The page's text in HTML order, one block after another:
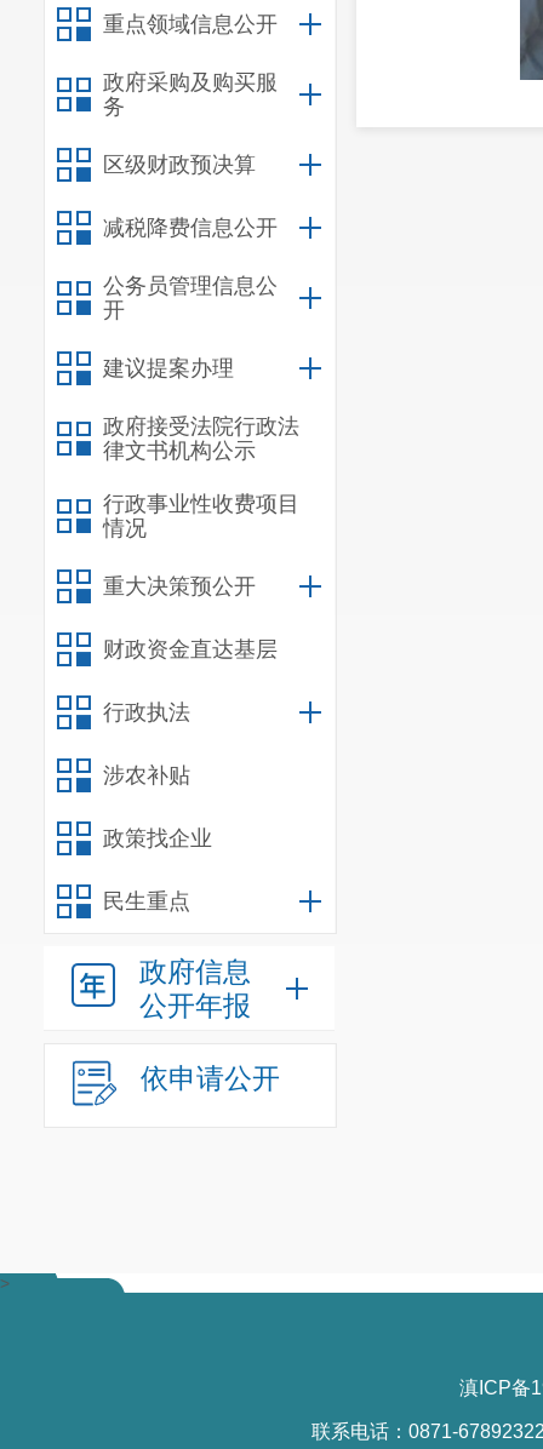
重点领域信息公开
政府采购及购买服
务
区级财政预决算
减税降费信息公开
公务员管理信息公
开
建议提案办理
政府接受法院行政法
律文书机构公示
行政事业性收费项目
情况
重大决策预公开
财政资金直达基层
行政执法
涉农补贴
政策找企业
民生重点
政府信息
公开年报
依申请公开
>
滇ICP备
联系电话：0871-